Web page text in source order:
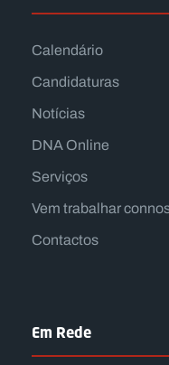
Calendário
Candidaturas
Notícias
DNA Online
Serviços
Vem trabalhar
Contactos
Em Rede